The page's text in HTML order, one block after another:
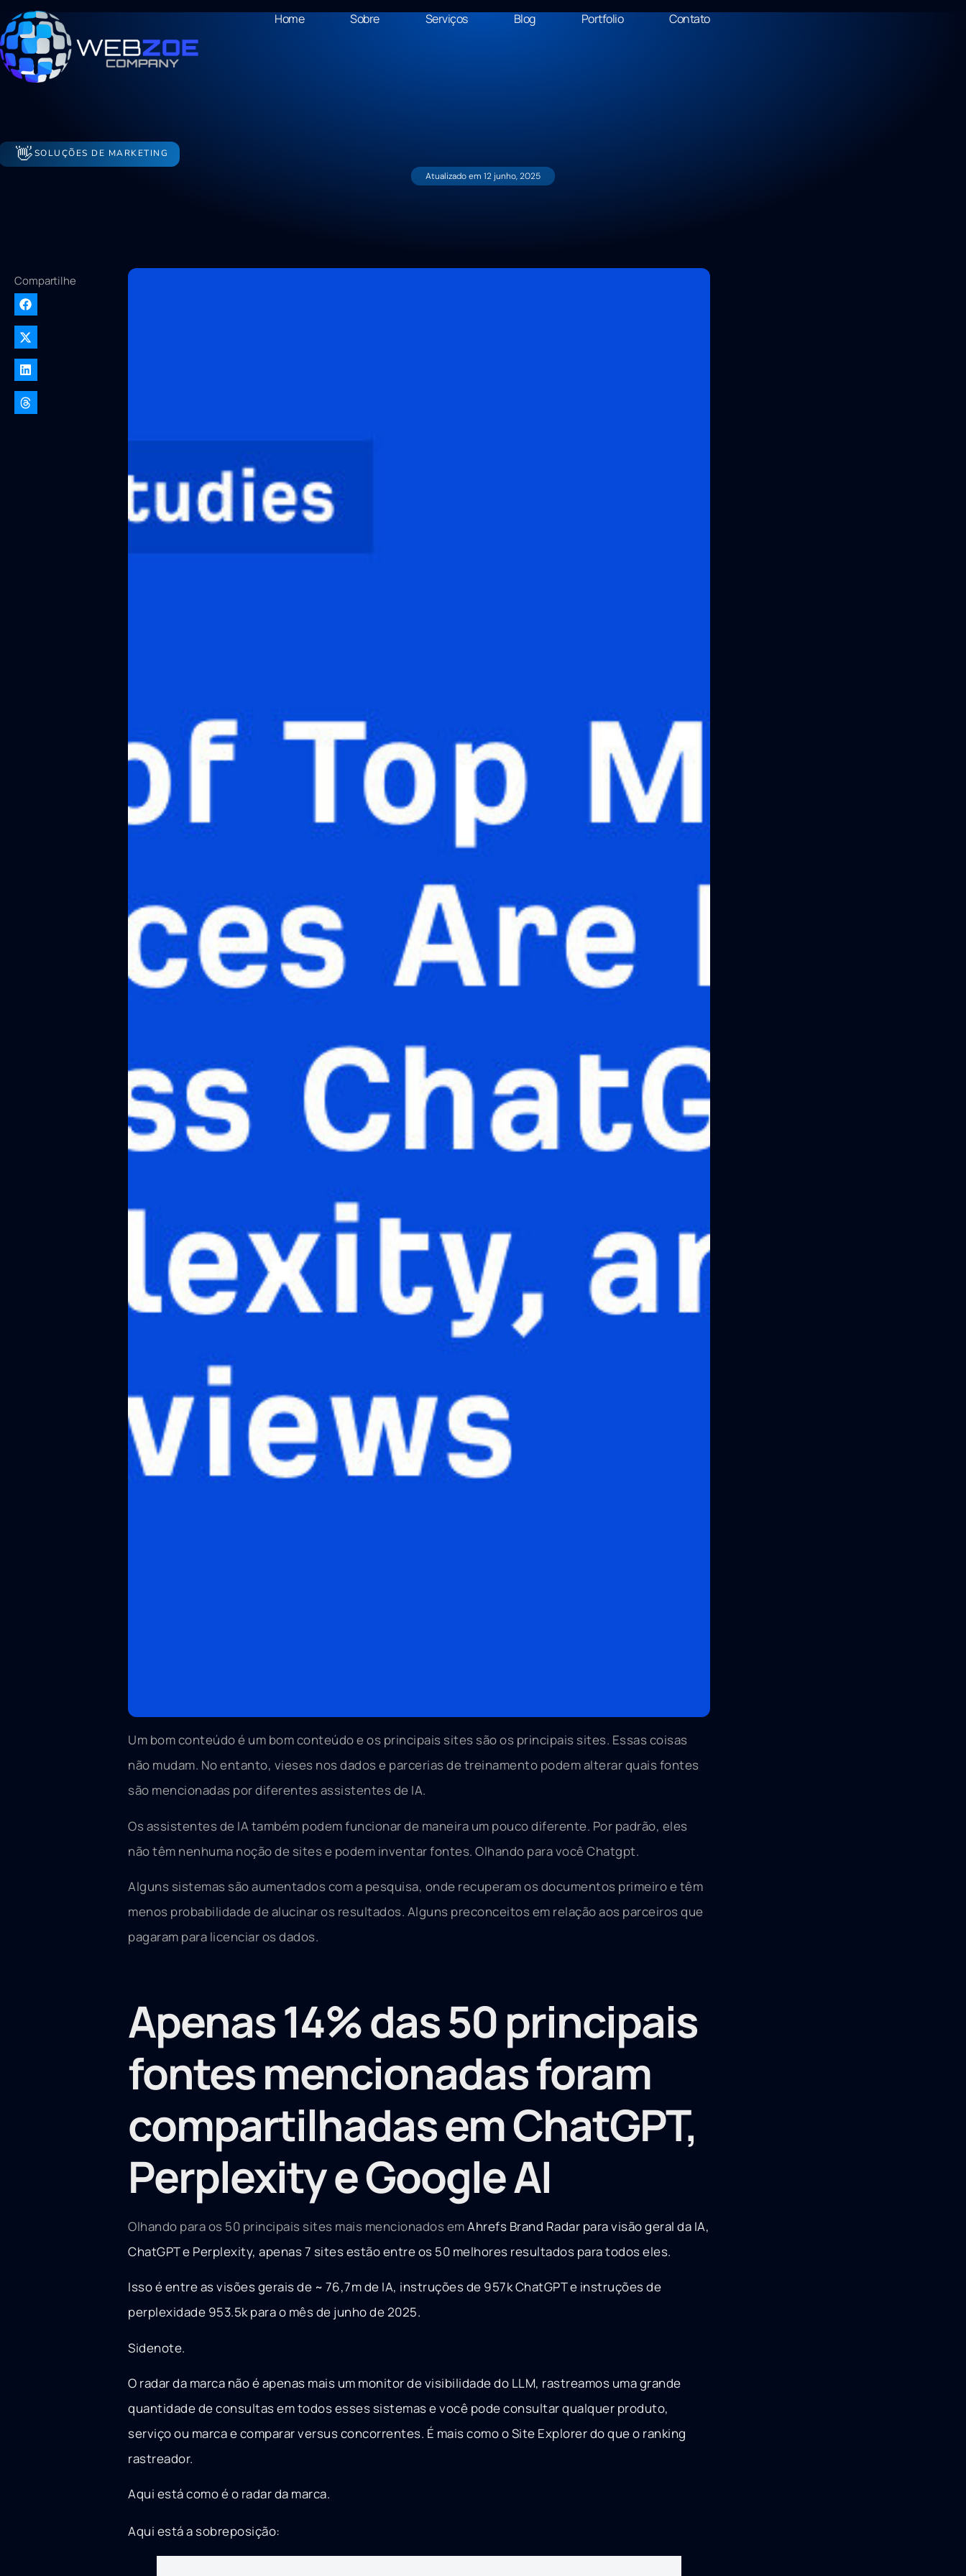
Home Sobre Serviços Blog Portfolio Contato
👋 SOLUÇÕES DE MARKETING
Atualizado em 12 junho, 2025
Compartilhe
Um bom conteúdo é um bom conteúdo e os principais sites são os principais sites. Essas coisas
não mudam. No entanto, vieses nos dados e parcerias de treinamento podem alterar quais fontes
são mencionadas por diferentes assistentes de IA.
Os assistentes de IA também podem funcionar de maneira um pouco diferente. Por padrão, eles
não têm nenhuma noção de sites e podem inventar fontes. Olhando para você Chatgpt.
Alguns sistemas são aumentados com a pesquisa, onde recuperam os documentos primeiro e têm
menos probabilidade de alucinar os resultados. Alguns preconceitos em relação aos parceiros que
pagaram para licenciar os dados.
Apenas 14% das 50 principais
fontes mencionadas foram
compartilhadas em ChatGPT,
Perplexity e Google AI
Olhando para os 50 principais sites mais mencionados emAhrefs Brand Radar para visão geral da IA,
ChatGPT e Perplexity, apenas 7 sites estão entre os 50 melhores resultados para todos eles.
Isso é entre as visões gerais de ~ 76,7m de IA, instruções de 957k ChatGPT e instruções de
perplexidade 953.5k para o mês de junho de 2025.
Sidenote.
O radar da marca não é apenas mais um monitor de visibilidade do LLM, rastreamos uma grande
quantidade de consultas em todos esses sistemas e você pode consultar qualquer produto,
serviço ou marca e comparar versus concorrentes. É mais como o Site Explorer do que o ranking
rastreador.
Aqui está como é o radar da marca.
Aqui está a sobreposição: